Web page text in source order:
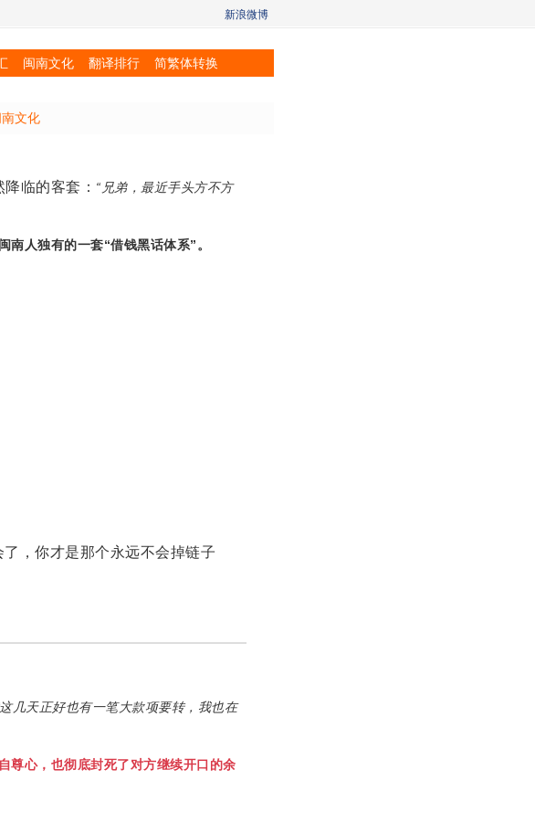
新浪微博
闽南文化 翻译排行 简繁体转换
南文化
临的客套： “兄弟，最近手头方不方
南人独有的一套“借钱黑话体系”。
，你才是那个永远不会掉链子
几天正好也有一笔大款项要转，我也在
尊心，也彻底封死了对方继续开口的余